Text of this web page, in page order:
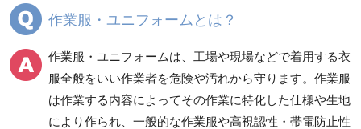
分煙対策機器
電気保守用品 ワイパー クリーンルーム対策用品
防災グッズ（防災セット） 救急医療品
健康管理器具 季節商品 ウイルス対策用品
作業服・ユニフォームとは？
作業服・ユニフォームは、工場や現場などで着用する衣
服全般をいい作業者を危険や汚れから守ります。作業服
は作業する内容によってその作業に特化した仕様や生地
により作られ、一般的な作業服や高視認性・帯電防止性